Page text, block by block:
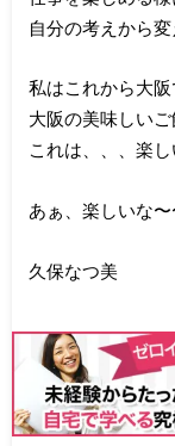
自分の考えから
私はこれから大
大阪の美味しい
これは、、、楽
あぁ、楽しいな〜
久保なつ美